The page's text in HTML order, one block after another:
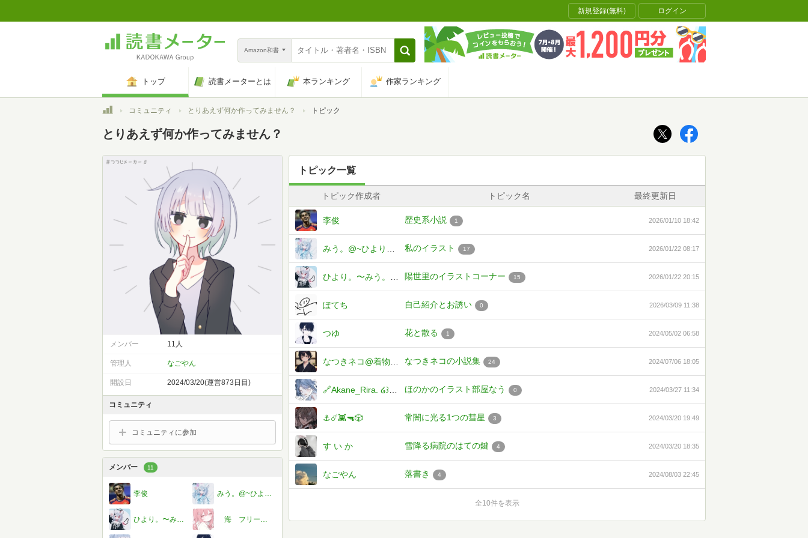
新規登録(無料) ログイン
Amazon和書
トップ 読書メーターとは 本ランキング 作家ランキング
トップコミュニティ とりあえず何か作ってみません？ トピック
とりあえず何か作ってみません？
トピック一覧
トピック作成者 トピック名 最終更新日
李俊 歴史系小説 1 2026/01/10 18:42
私のイラスト 17 2026/01/22 08:17
陽世里のイラストコーナー 15 2026/01/22 20:15
ぽてち 自己紹介とお誘い 0 2026/03/09 11:38
つゆ 花と散る 1 2024/05/02 06:58
なつきネコの小説集 24 2024/07/06 18:05
ほのかのイラスト部屋なう 0 2024/03/27 11:34
⚓️☄️👾🔫🎲 常闇に光る1つの彗星 3 2024/03/20 19:49
す い か 雪降る病院のはての鍵 4 2024/03/20 18:35
なごやん 落書き 4 2024/08/03 22:45
全10件を表示
メンバー 11人
管理人 なごやん
開設日 2024/03/20(運営873日目)
コミュニティ
コミュニティに参加
メンバー 11
李俊 みう。@~ひより。さんとペア画中♡♥︎~
ひより。〜みう。さんとペア画中♡ 海 フリーレンです。＾＾。〈〈みるくん＆シマさんとペア画中〜〉